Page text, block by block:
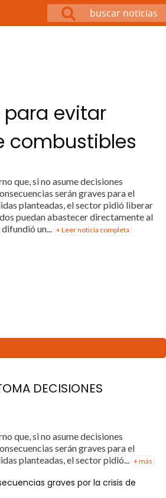
evitar
combustibles
que, si no asume decisiones
serán graves para el
planteadas, el sector pidió liberar
puedan abastecer directamente al
un... + Leer noticia completa
DECISIONES
que, si no asume decisiones
serán graves para el
planteadas, el sector pidió...
+ más
graves por la crisis de